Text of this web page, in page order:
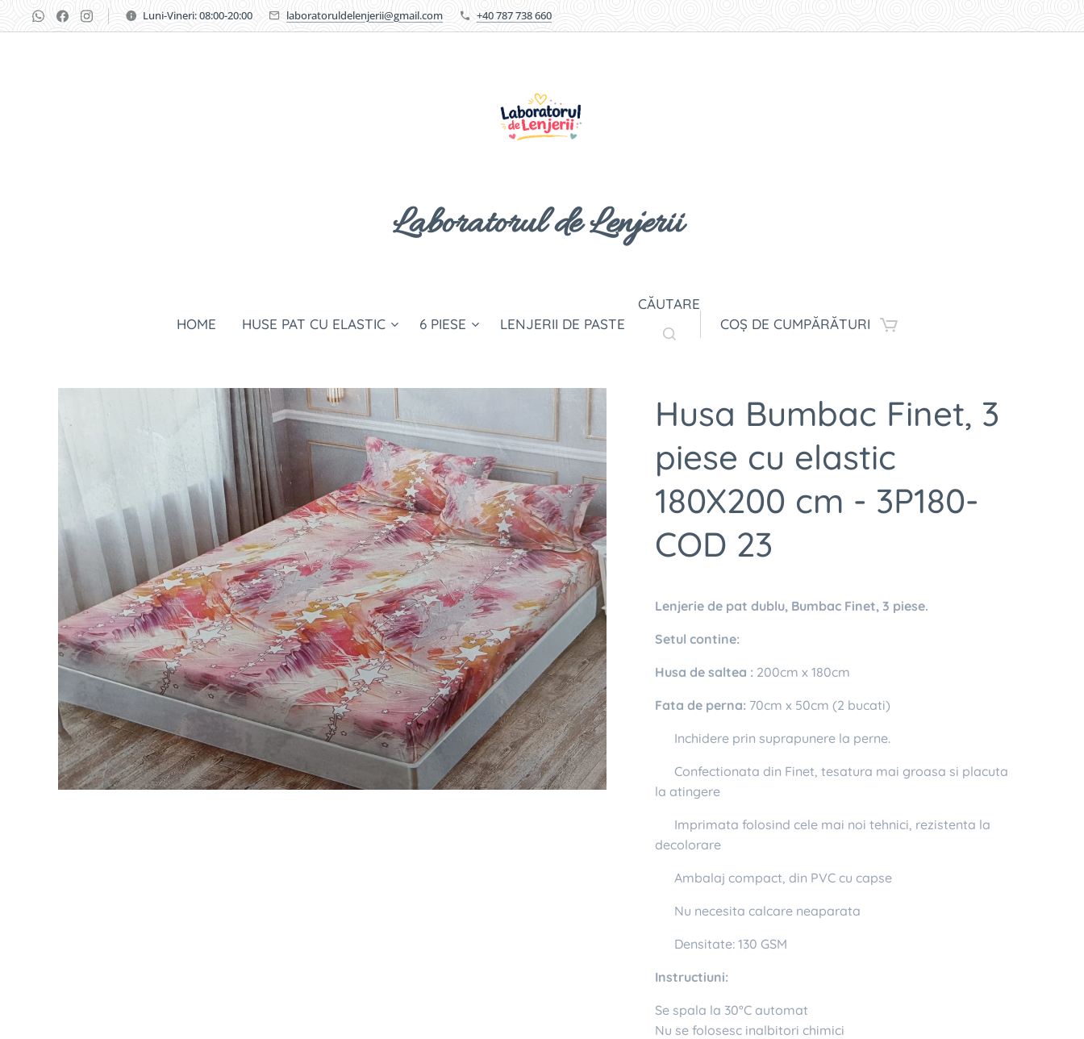
Luni-Vineri: 08:00-20:00 laboratoruldelenjerii@gmail.com +40 787 738 660
Laboratorul de Lenjerii
HOME HUSE PAT CU ELASTIC 6 PIESE LENJERII DE PASTE
CĂUTARE
COȘ DE CUMPĂRĂTURI
Husa Bumbac Finet, 3
piese cu elastic
180X200 cm - 3P180-
COD 23
Lenjerie de pat dublu, Bumbac Finet, 3 piese.
Setul contine:
Husa de saltea : 200cm x 180cm
Fata de perna: 70cm x 50cm (2 bucati)
✔ Inchidere prin suprapunere la perne.
✔ Confectionata din Finet, tesatura mai groasa si placuta
la atingere
✔ Imprimata folosind cele mai noi tehnici, rezistenta la
decolorare
✔ Ambalaj compact, din PVC cu capse
✔ Nu necesita calcare neaparata
✔ Densitate: 130 GSM
Instructiuni:
Se spala la 30°C automat
Nu se folosesc inalbitori chimici